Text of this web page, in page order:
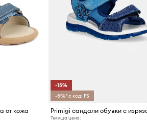
от кожа
-15%
-5%* с код: FS
Текуща цена: